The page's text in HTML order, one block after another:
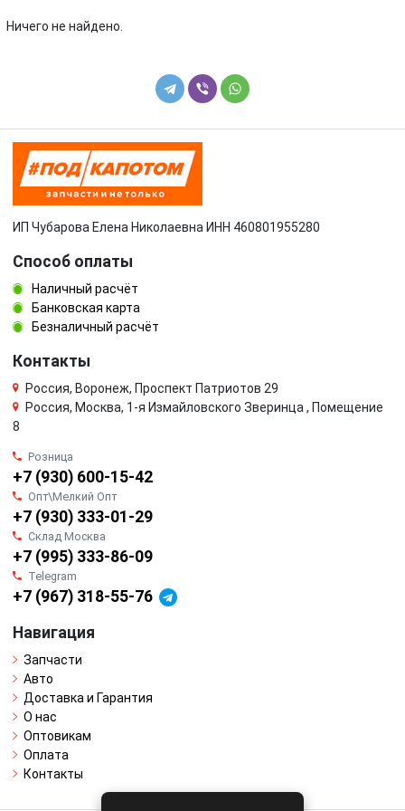
Ничего не найдено.
ИП Чубарова Елена Николаевна ИНН 460801955280
Способ оплаты
Наличный расчёт
Банковская карта
Безналичный расчёт
Контакты
Россия, Воронеж, Проспект Патриотов 29
Россия, Москва, 1-я Измайловского Зверинца , Помещение
8
Розница
+7 (930) 600-15-42
Опт\Мелкий Опт
+7 (930) 333-01-29
Склад Москва
+7 (995) 333-86-09
Telegram
+7 (967) 318-55-76
Навигация
Запчасти
Авто
Доставка и Гарантия
О нас
Оптовикам
Оплата
Контакты